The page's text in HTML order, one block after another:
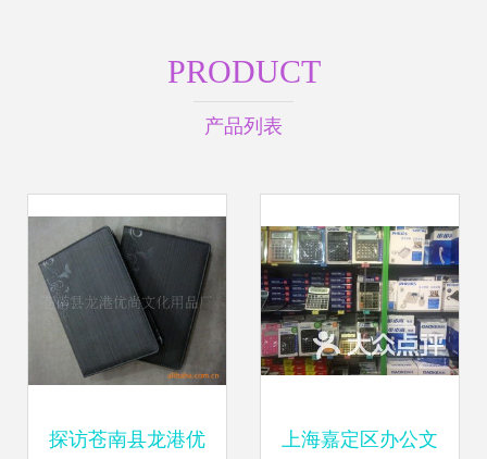
PRODUCT
产品列表
探访苍南县龙港优 上海嘉定区办公文